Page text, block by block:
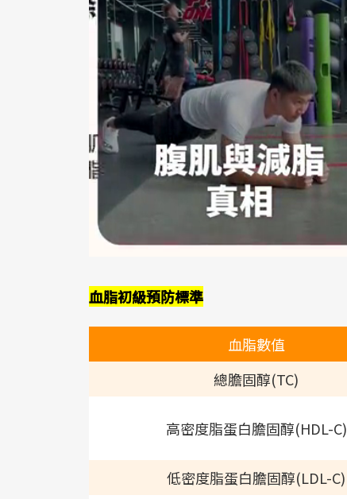
血脂初級預防標準
血脂數值
總膽固醇(TC)
高密度脂蛋白膽固醇(HDL-C)
低密度脂蛋白膽固醇(LDL-C)